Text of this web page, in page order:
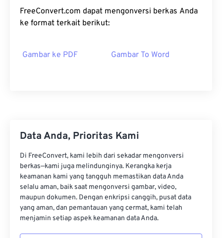
FreeConvert.com dapat mengonversi berkas Anda
ke format terkait berikut:
Gambar ke PDF Gambar To Word
Data Anda, Prioritas Kami
Di FreeConvert, kami lebih dari sekadar mengonversi
berkas—kami juga melindunginya. Kerangka kerja
keamanan kami yang tangguh memastikan data Anda
selalu aman, baik saat mengonversi gambar, video,
maupun dokumen. Dengan enkripsi canggih, pusat data
yang aman, dan pemantauan yang cermat, kami telah
menjamin setiap aspek keamanan data Anda.